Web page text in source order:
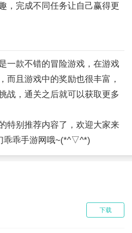
，完成不同任务让自己赢得更
一款不错的冒险游戏，在游戏
而且游戏中的奖励也很丰富，
战，通关之后就可以获取更多
特别推荐内容了，欢迎大家来
乖乖手游网哦~(*^▽^*)
下载